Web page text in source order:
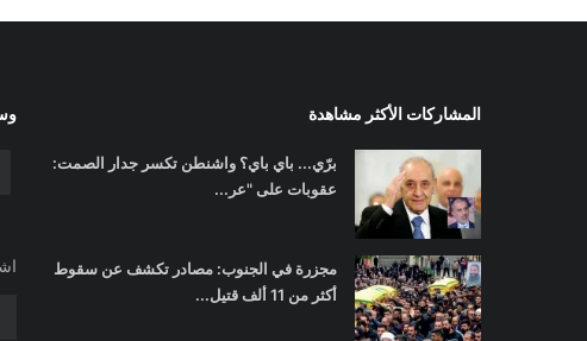
المشاركات الأكثر مشاهدة
برّي... باي باي؟ واشنطن تكسر جدار الصمت:
عقوبات على "عر...
مجزرة في الجنوب: مصادر تكشف عن سقوط
أكثر من 11 ألف قتيل...